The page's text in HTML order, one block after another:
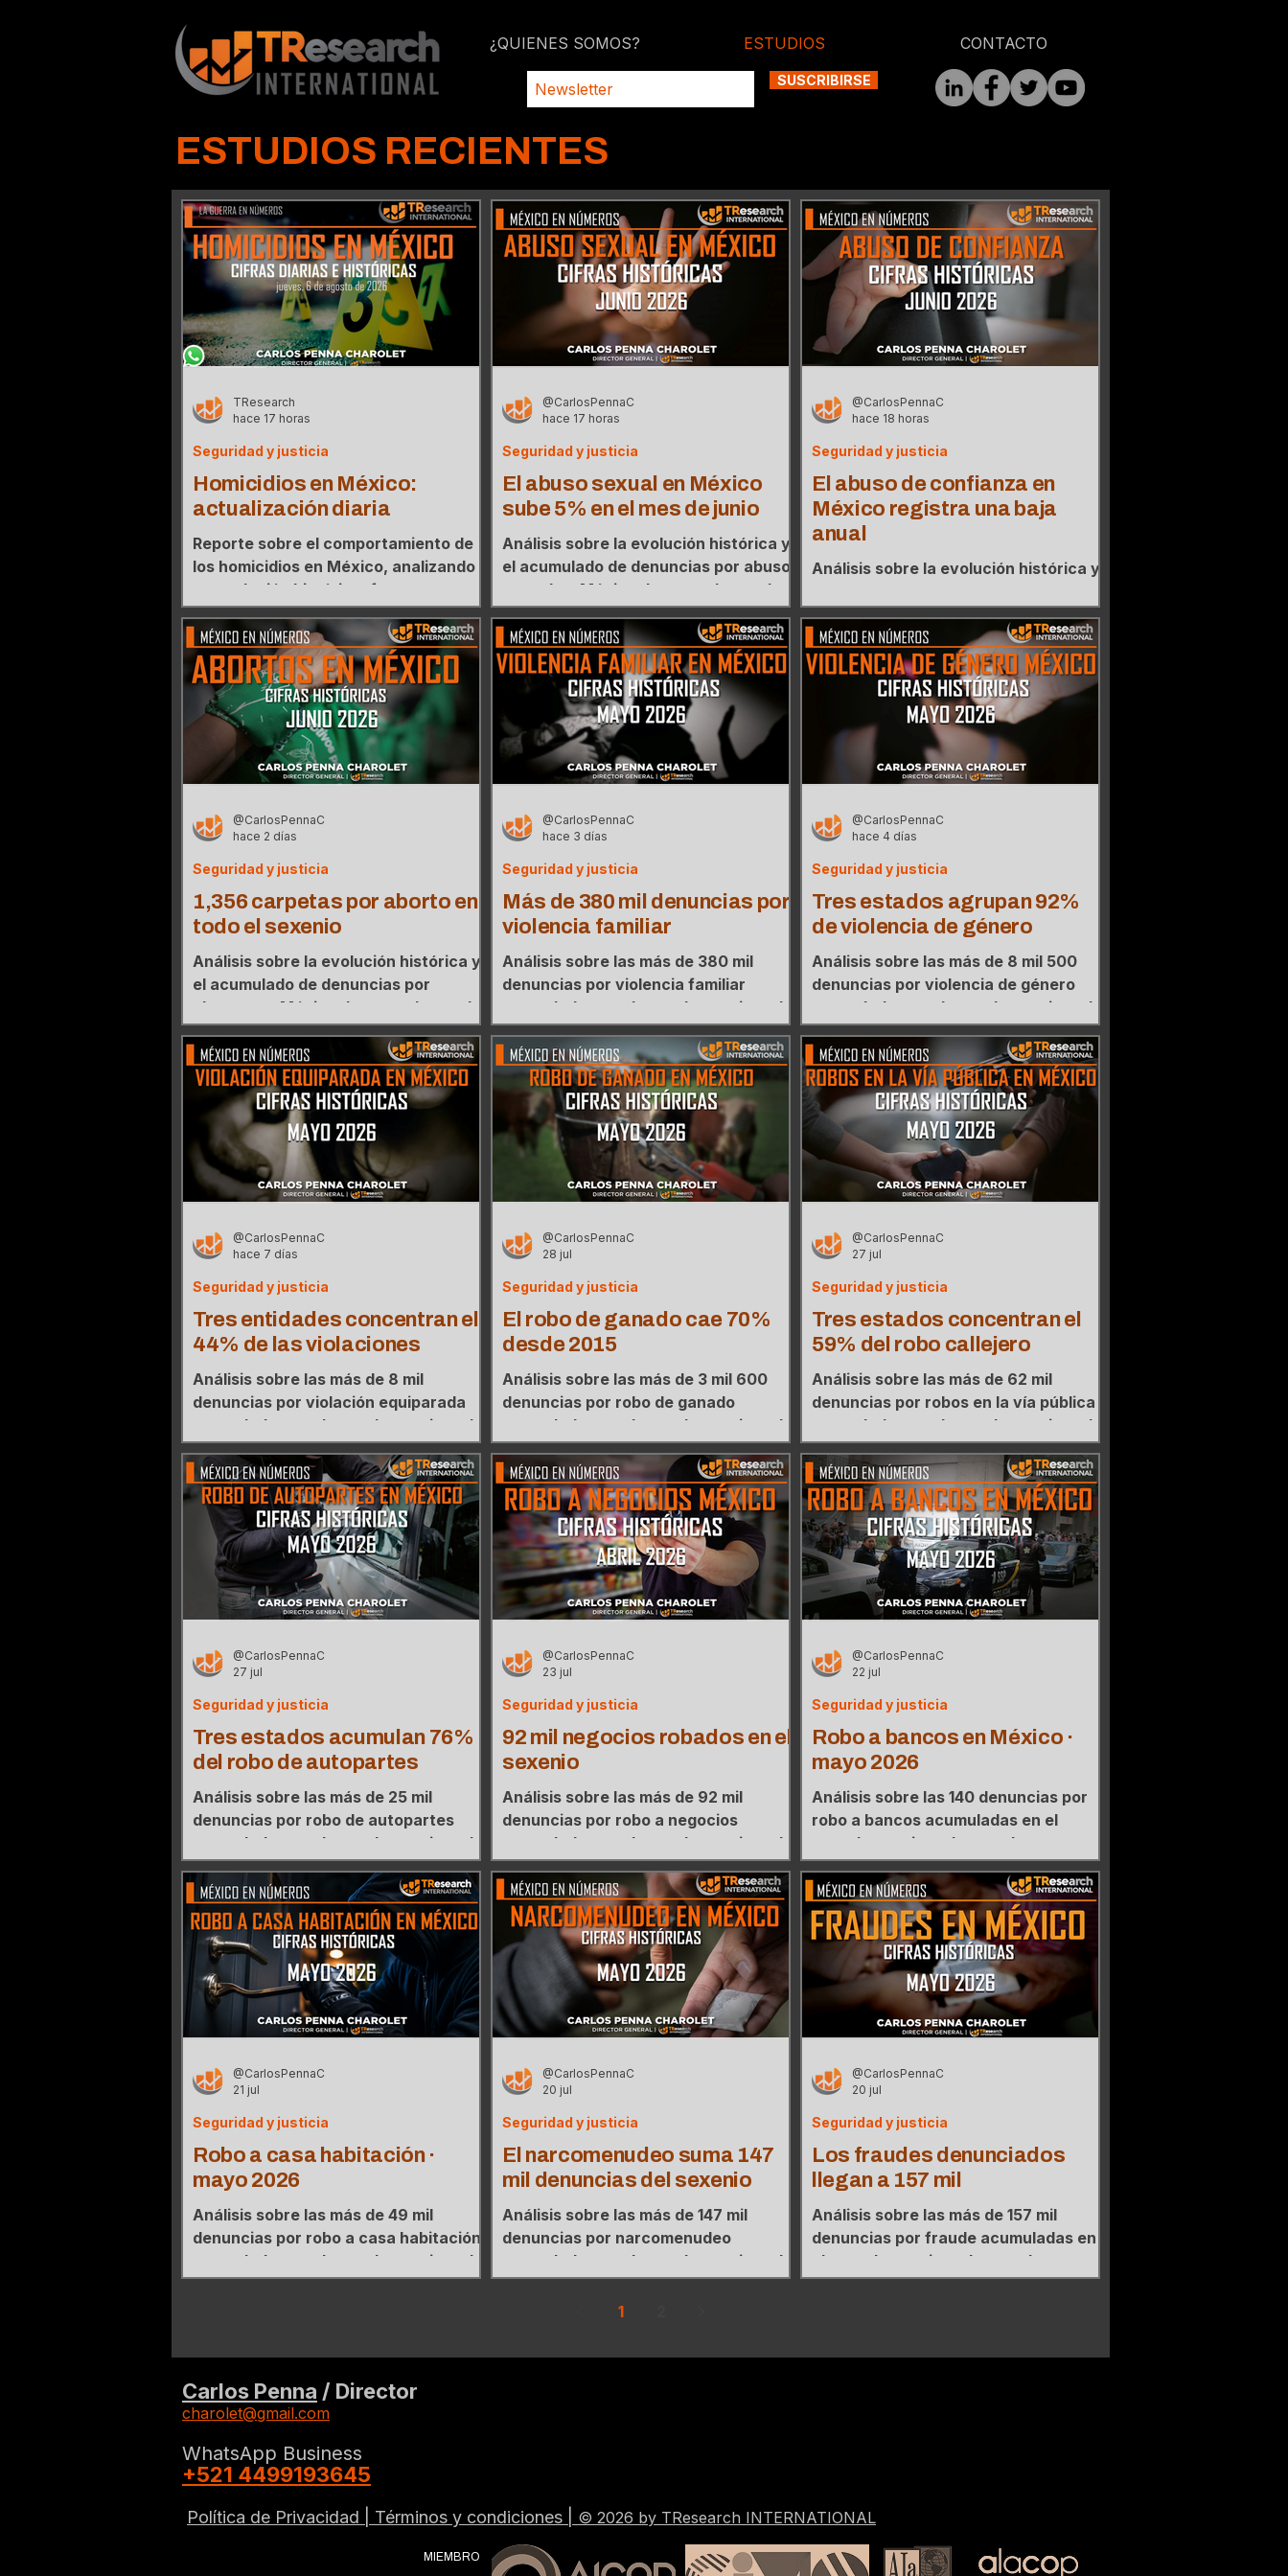
¿QUIENES SOMOS? ESTUDIOS CONTACTO
SUSCRIBIRSE
ESTUDIOS RECIENTES
Homicidios en México:
actualización diaria
Reporte sobre el comportamiento de
los homicidios en México, analizando
su evolución histórica, fuentes
oficiales de medición y el mapa de
concentración regional. Al 06 de
agosto 2026.
Seguridad y justicia
TResearch
hace 17 horas
El abuso sexual en México
sube 5% en el mes de junio
Análisis sobre la evolución histórica y
el acumulado de denuncias por abuso
sexual en México durante el actual
sexenio, evaluando la tendencia
reciente frente al pico récord de
2023.
Seguridad y justicia
@CarlosPennaC
hace 17 horas
El abuso de confianza en
México registra una baja
anual
Análisis sobre la evolución histórica y
de confianza en México durante el
actual sexenio, evaluando el pico
récord alcanzado en el año 2025.
Seguridad y justicia
@CarlosPennaC
hace 18 horas
1,356 carpetas por aborto en
todo el sexenio
Análisis sobre la evolución histórica y
el acumulado de denuncias por
abortos en México durante el actual
sexenio, evaluando el pico récord
alcanzado en el año 2025.
Seguridad y justicia
@CarlosPennaC
hace 2 días
Más de 380 mil denuncias por
violencia familiar
Análisis sobre las más de 380 mil
denuncias por violencia familiar
acumuladas en el actual sexenio y el
mapa de concentración donde tres
estados agrupan el 30% de los casos.
Seguridad y justicia
@CarlosPennaC
hace 3 días
Tres estados agrupan 92%
de violencia de género
Análisis sobre las más de 8 mil 500
denuncias por violencia de género
acumuladas en el actual sexenio y el
mapa de concentración donde tres
estados agrupan el 92% de los casos.
Seguridad y justicia
@CarlosPennaC
hace 4 días
Tres entidades concentran el
44% de las violaciones
Análisis sobre las más de 8 mil
denuncias por violación equiparada
acumuladas en el actual sexenio y el
mapa de concentración donde tres
estados agrupan el 44% de los casos.
Seguridad y justicia
@CarlosPennaC
hace 7 días
El robo de ganado cae 70%
desde 2015
Análisis sobre las más de 3 mil 600
denuncias por robo de ganado
acumuladas en el actual sexenio y el
mapa de concentración donde tres
estados agrupan el 28% de los casos.
Seguridad y justicia
@CarlosPennaC
28 jul
Tres estados concentran el
59% del robo callejero
Análisis sobre las más de 62 mil
denuncias por robos en la vía pública
acumuladas en el actual sexenio y el
mapa de concentración donde tres
estados agrupan el 59% de los casos.
Seguridad y justicia
@CarlosPennaC
27 jul
Tres estados acumulan 76%
del robo de autopartes
Análisis sobre las más de 25 mil
denuncias por robo de autopartes
acumuladas en el actual sexenio y el
mapa de concentración donde tres
estados agrupan el 76% de los casos.
Seguridad y justicia
@CarlosPennaC
27 jul
92 mil negocios robados en el
sexenio
Análisis sobre las más de 92 mil
denuncias por robo a negocios
acumuladas en el actual sexenio y el
mapa de concentración donde tres
estados agrupan el 42% de los casos.
Seguridad y justicia
@CarlosPennaC
23 jul
Robo a bancos en México ·
mayo 2026
Análisis sobre las 140 denuncias por
robo a bancos acumuladas en el
actual sexenio y el mapa de
concentración donde tres estados
agrupan el 35% de los casos.
Seguridad y justicia
@CarlosPennaC
22 jul
Robo a casa habitación ·
mayo 2026
Análisis sobre las más de 49 mil
denuncias por robo a casa habitación
acumuladas en el actual sexenio y el
mapa de concentración donde tres
Seguridad y justicia
@CarlosPennaC
21 jul
El narcomenudeo suma 147
mil denuncias del sexenio
Análisis sobre las más de 147 mil
denuncias por narcomenudeo
acumuladas en el actual sexenio y el
mapa de concentración donde tres
estados agrupan el 38% de los casos.
Seguridad y justicia
@CarlosPennaC
20 jul
Los fraudes denunciados
llegan a 157 mil
Análisis sobre las más de 157 mil
denuncias por fraude acumuladas en
el actual sexenio y el mapa de
concentración regional donde tres
Seguridad y justicia
@CarlosPennaC
20 jul
1
Carlos Penna / Director
charolet@gmail.com
WhatsApp Business
+521 4499193645
Política de Privacidad | Términos y condiciones © 2026 by TResearch INTERNATIONAL
MIEMBRO